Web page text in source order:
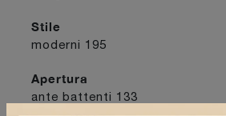
Stile
moderni 195
Apertura
ante battenti 133